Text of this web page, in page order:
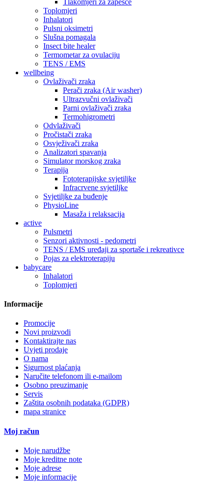
Toplomjeri
Inhalatori
Pulsni oksimetri
Slušna pomagala
Insect bite healer
Termometar za ovulaciju
TENS / EMS
wellbeing
Ovlaživači zraka
Perači zraka (Air washer)
Ultrazvučni ovlaživači
Parni ovlaživači zraka
Termohigrometri
Odvlaživači
Pročistači zraka
Osvježivači zraka
Analizatori spavanja
Simulator morskog zraka
Terapija
Fototerapijske svjetiljke
Infracrvene svjetiljke
Svjetiljke za buđenje
PhysioLine
Masaža i relaksacija
active
Pulsmetri
Senzori aktivnosti - pedometri
TENS / EMS uređaji za sportaše i rekreativce
Pojas za elektroterapiju
babycare
Inhalatori
Toplomjeri
Informacije
Promocije
Novi proizvodi
Kontaktirajte nas
Uvjeti prodaje
O nama
Sigurnost plaćanja
Naručite telefonom ili e-mailom
Osobno preuzimanje
Servis
Zaštita osobnih podataka (GDPR)
mapa stranice
Moj račun
Moje narudžbe
Moje kreditne note
Moje adrese
Moje informacije